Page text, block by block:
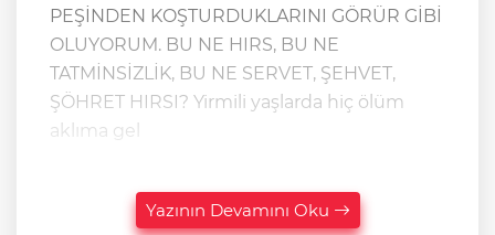
PEŞİNDEN KOŞTURDUKLARINI GÖRÜR GİBİ
OLUYORUM. BU NE HIRS, BU NE
TATMİNSİZLİK, BU NE SERVET, ŞEHVET,
ŞÖHRET HIRSI? Yirmili yaşlarda hiç ölüm
aklıma gel
Yazının Devamını Oku